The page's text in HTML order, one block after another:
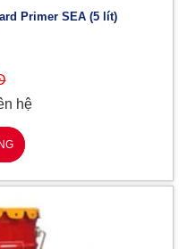
Primer SEA (5 lít)
hệ